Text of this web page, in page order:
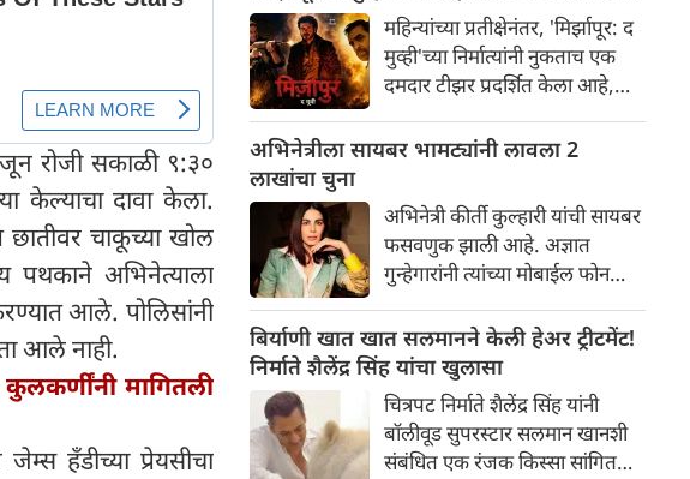
जून रोजी सकाळी ९:३०
केल्याचा दावा केला.
छातीवर चाकूच्या खोल
अभिनेत्याला
आले. पोलिसांनी
आले नाही.
मागितली
हँडीच्या प्रेयसीचा
भव्यतेची मोठ्या प्रमाणावर चर्चा होत
असली तरी, ज्या एका गोष्टीने
सर्वाधिक लक्ष वेधून घेतले आहे आणि
प्रेक्षकांना रोमांचित केले आहे, ती
म्हणजे 'रॉकिंग स्टार' यशने
साकारलेली रावणाची भूमिका.
करणार
महिन्यांच्या प्रतीक्षेनंतर, 'मिर्झापूर: द
मुव्ही'च्या निर्मात्यांनी नुकताच एक
दमदार टीझर प्रदर्शित केला आहे,
फ्रँचायझीच्या मोठ्या पडद्यावरील
आहे. पंकज त्रिपाठी, अली फजल
आणि दिव्येंदू शर्मा पुन्हा एकदा
त्यांच्या चाहत्यांच्या आवडत्या भूमिका
साकारत आहे.
अभिनेत्रीला सायबर भामट्यांनी लावला 2
लाखांचा चुना
अभिनेत्री कीर्ती कुल्हारी यांची सायबर
फसवणुक झाली आहे. अज्ञात
गुन्हेगारांनी त्यांच्या मोबाईल फोन
प्रवेश मिळवून अवघ्या काही मिनिटांत
त्यांची ₹२४३,८५२ ची फसवणूक
केली. अभिनेत्रीच्या तक्रारीच्या
आधारे, आंबोली पोलिसांनी गुन्हा
दाखल करून तपास सुरू केला आहे.
बिर्याणी खात खात सलमानने केली हेअर ट्रीटमेंट!
निर्माते शैलेंद्र सिंह यांचा खुलासा
चित्रपट निर्माते शैलेंद्र सिंह यांनी
बॉलीवूड सुपरस्टार सलमान खानशी
संबंधित एक रंजक किस्सा सांगितला